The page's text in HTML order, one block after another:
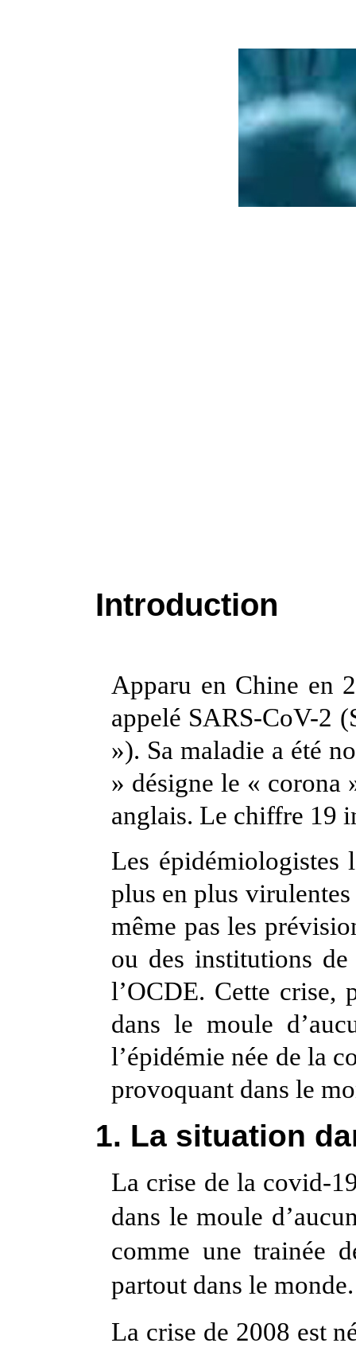
Introduction
Apparu en Chine en
appelé SARS-CoV-2
»). Sa maladie a été
» désigne le « corona
anglais. Le chiffre 19
Les épidémiologistes
plus en plus
même pas les
ou des institutions
l’OCDE. Cette crise,
dans le moule
l’épidémie née de la
provoquant dans le
1. La situation
La crise de la covid-
dans le moule
comme une trainée
partout dans le
La crise de 2008 est